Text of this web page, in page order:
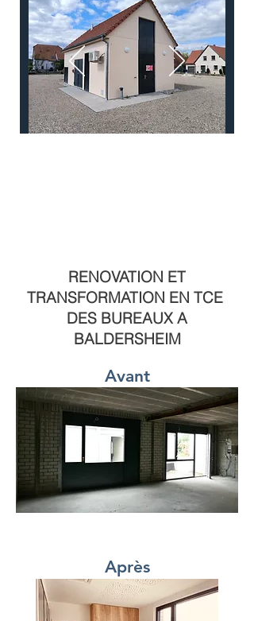
RENOVATION ET
TRANSFORMATION EN TCE
DES BUREAUX A
BALDERSHEIM
Avant
Après